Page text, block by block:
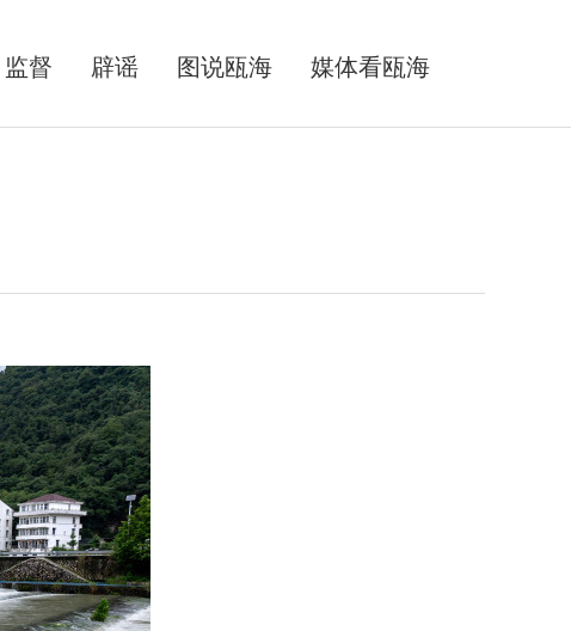
监督 辟谣 图说瓯海 媒体看瓯海